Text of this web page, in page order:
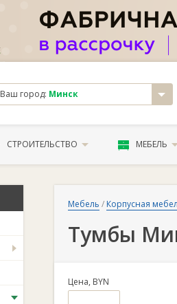
Ваш город: Минск
СТРОИТЕЛЬСТВО МЕБЕЛЬ
Мебель / Корпусная
Тумбы
Цена, BYN